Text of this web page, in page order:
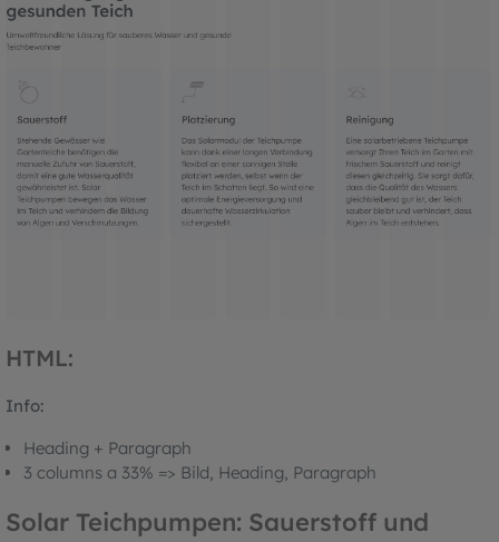
HTML:
Info:
Heading + Paragraph
3 columns a 33% => Bild, Heading, Paragraph
Solar Teichpumpen: Sauerstoff und